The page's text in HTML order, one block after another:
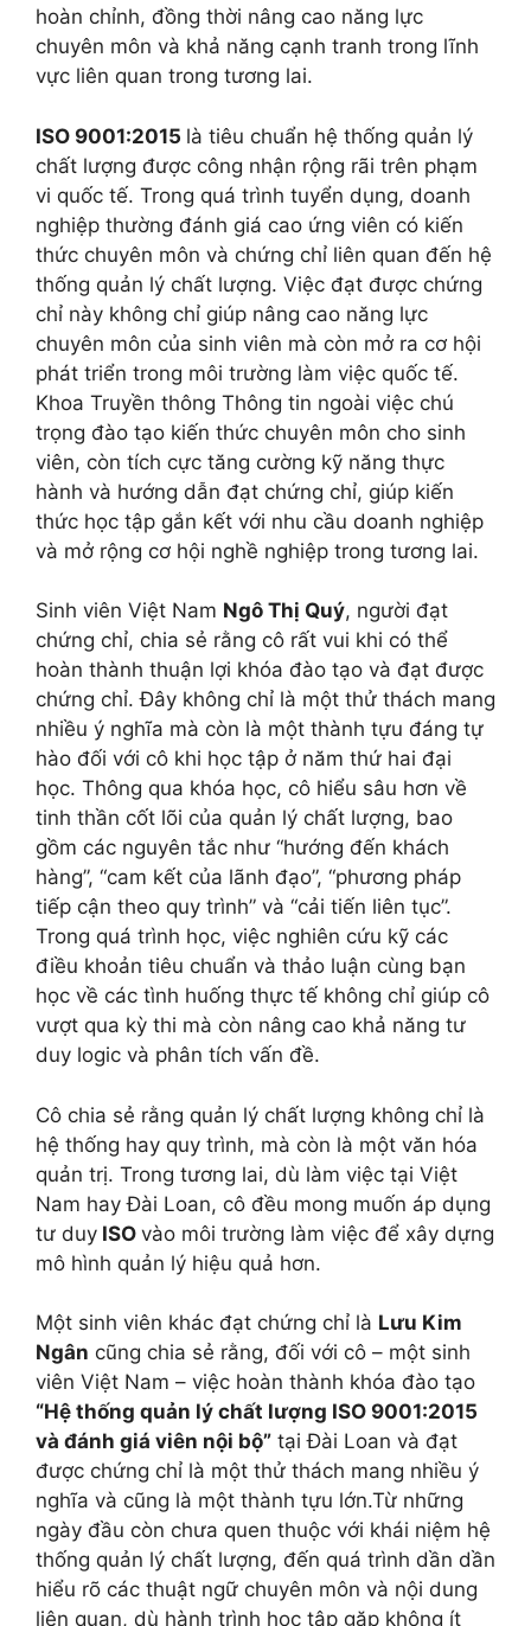
hoàn chỉnh, đồng thời nâng cao năng lực
chuyên môn và khả năng cạnh tranh trong lĩnh
vực liên quan trong tương lai.
ISO 9001:2015 là tiêu chuẩn hệ thống quản lý
chất lượng được công nhận rộng rãi trên phạm
vi quốc tế. Trong quá trình tuyển dụng, doanh
nghiệp thường đánh giá cao ứng viên có kiến
thức chuyên môn và chứng chỉ liên quan đến hệ
thống quản lý chất lượng. Việc đạt được chứng
chỉ này không chỉ giúp nâng cao năng lực
chuyên môn của sinh viên mà còn mở ra cơ hội
phát triển trong môi trường làm việc quốc tế.
Khoa Truyền thông Thông tin ngoài việc chú
trọng đào tạo kiến thức chuyên môn cho sinh
viên, còn tích cực tăng cường kỹ năng thực
hành và hướng dẫn đạt chứng chỉ, giúp kiến
thức học tập gắn kết với nhu cầu doanh nghiệp
và mở rộng cơ hội nghề nghiệp trong tương lai.
Sinh viên Việt Nam Ngô Thị Quý, người đạt
chứng chỉ, chia sẻ rằng cô rất vui khi có thể
hoàn thành thuận lợi khóa đào tạo và đạt được
chứng chỉ. Đây không chỉ là một thử thách mang
nhiều ý nghĩa mà còn là một thành tựu đáng tự
hào đối với cô khi học tập ở năm thứ hai đại
học. Thông qua khóa học, cô hiểu sâu hơn về
tinh thần cốt lõi của quản lý chất lượng, bao
gồm các nguyên tắc như “hướng đến khách
hàng”, “cam kết của lãnh đạo”, “phương pháp
tiếp cận theo quy trình” và “cải tiến liên tục”.
Trong quá trình học, việc nghiên cứu kỹ các
điều khoản tiêu chuẩn và thảo luận cùng bạn
học về các tình huống thực tế không chỉ giúp cô
vượt qua kỳ thi mà còn nâng cao khả năng tư
duy logic và phân tích vấn đề.
Cô chia sẻ rằng quản lý chất lượng không chỉ là
hệ thống hay quy trình, mà còn là một văn hóa
quản trị. Trong tương lai, dù làm việc tại Việt
Nam hay Đài Loan, cô đều mong muốn áp dụng
tư duy ISO vào môi trường làm việc để xây dựng
mô hình quản lý hiệu quả hơn.
Một sinh viên khác đạt chứng chỉ là Lưu Kim
Ngân cũng chia sẻ rằng, đối với cô – một sinh
viên Việt Nam – việc hoàn thành khóa đào tạo
“Hệ thống quản lý chất lượng ISO 9001:2015
và đánh giá viên nội bộ” tại Đài Loan và đạt
được chứng chỉ là một thử thách mang nhiều ý
nghĩa và cũng là một thành tựu lớn.Từ những
ngày đầu còn chưa quen thuộc với khái niệm hệ
thống quản lý chất lượng, đến quá trình dần dần
hiểu rõ các thuật ngữ chuyên môn và nội dung
liên quan, dù hành trình học tập gặp không ít